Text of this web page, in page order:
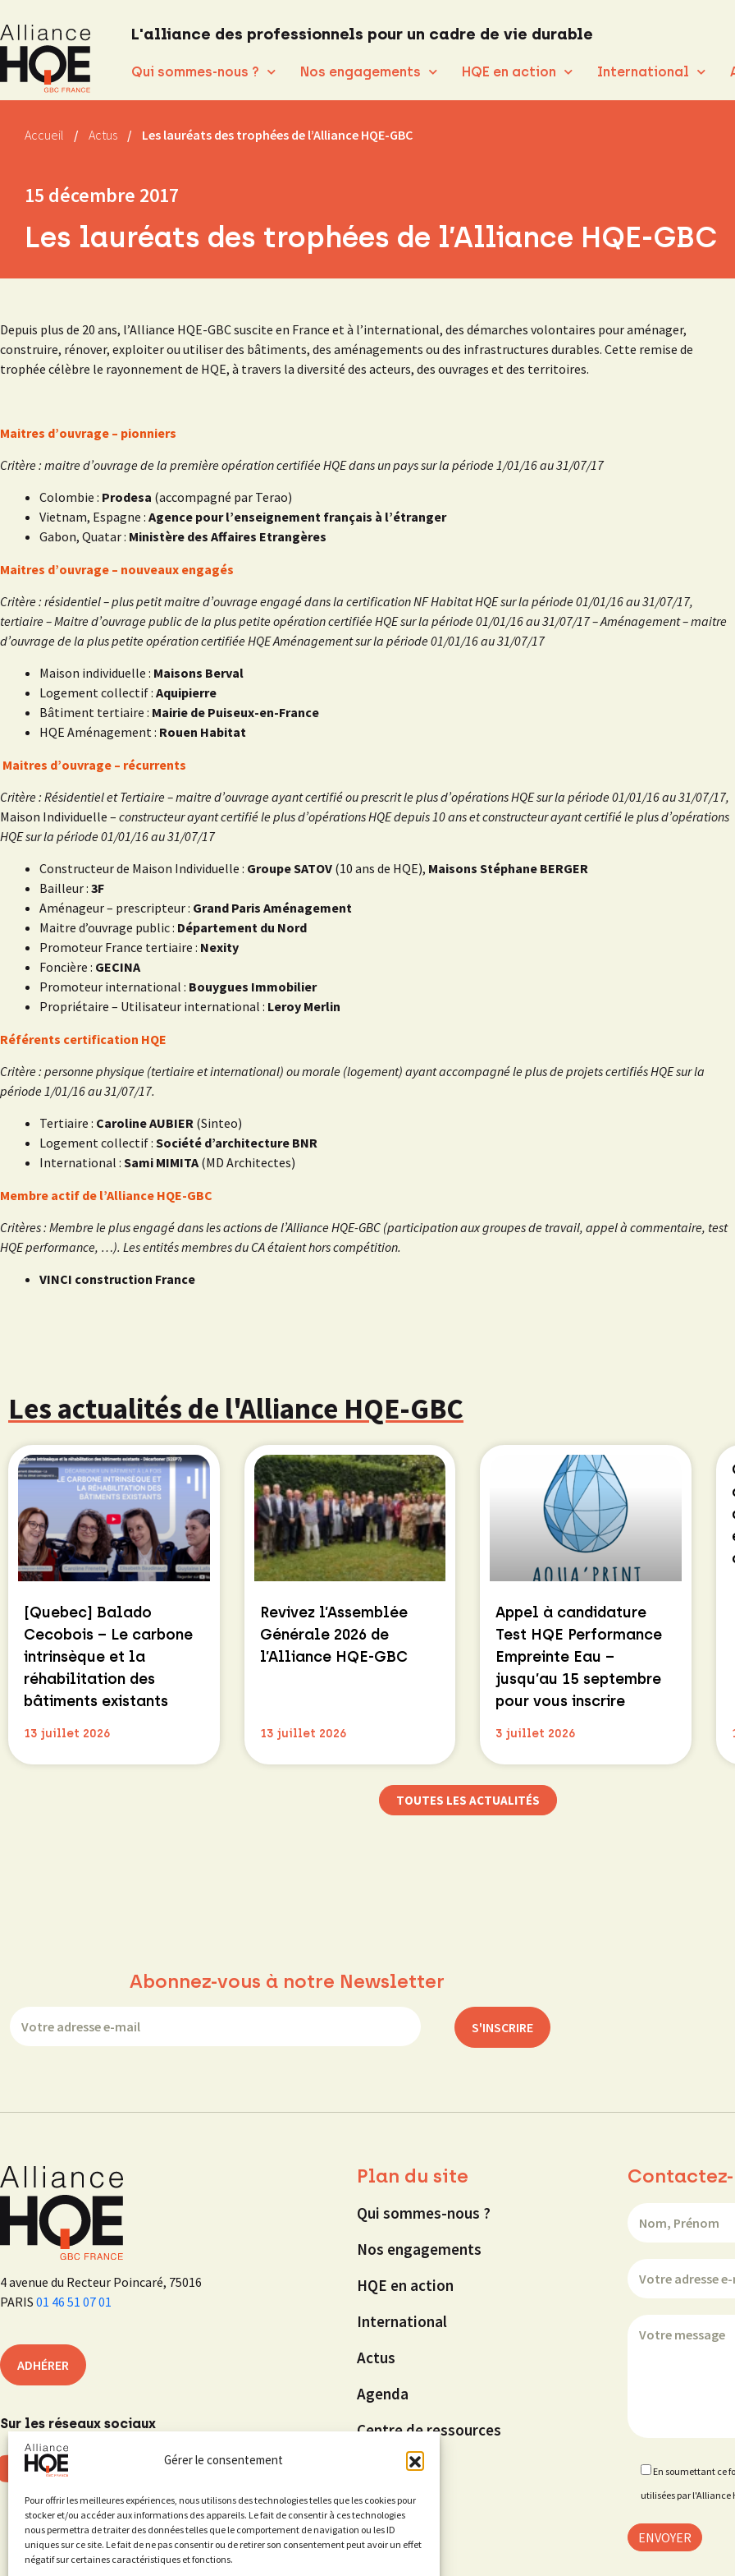
Gérer le consentement
Pour offrir les meilleures expériences, nous utilisons des technologies telles que les cookies pour
stocker et/ou accéder aux informations des appareils. Le fait de consentir à ces technologies
nous permettra de traiter des données telles que le comportement de navigation ou les ID
uniques sur ce site. Le fait de ne pas consentir ou de retirer son consentement peut avoir un effet
négatif sur certaines caractéristiques et fonctions.
L'alliance des professionnels pour un cadre de vie durable
Qui sommes-nous ? Nos engagements HQE en action International
Accueil / Actus / Les lauréats des trophées de l’Alliance HQE-GBC
15 décembre 2017
Les lauréats des trophées de l’Alliance HQE-GBC
Depuis plus de 20 ans, l’Alliance HQE-GBC suscite en France et à l’international, des démarches volontaires pour aménager,
construire, rénover, exploiter ou utiliser des bâtiments, des aménagements ou des infrastructures durables. Cette remise de
trophée célèbre le rayonnement de HQE, à travers la diversité des acteurs, des ouvrages et des territoires.
Maitres d’ouvrage – pionniers
Critère : maitre d’ouvrage de la première opération certifiée HQE dans un pays sur la période 1/01/16 au 31/07/17
Colombie : Prodesa (accompagné par Terao)
Vietnam, Espagne : Agence pour l’enseignement français à l’étranger
Gabon, Quatar : Ministère des Affaires Etrangères
Maitres d’ouvrage – nouveaux engagés
Critère : résidentiel – plus petit maitre d’ouvrage engagé dans la certification NF Habitat HQE sur la période 01/01/16 au 31/07/17,
tertiaire – Maitre d’ouvrage public de la plus petite opération certifiée HQE sur la période 01/01/16 au 31/07/17 – Aménagement – maitre
d’ouvrage de la plus petite opération certifiée HQE Aménagement sur la période 01/01/16 au 31/07/17
Maison individuelle : Maisons Berval
Logement collectif : Aquipierre
Bâtiment tertiaire : Mairie de Puiseux-en-France
HQE Aménagement : Rouen Habitat
Maitres d’ouvrage – récurrents
Critère : Résidentiel et Tertiaire – maitre d’ouvrage ayant certifié ou prescrit le plus d’opérations HQE sur la période 01/01/16 au 31/07/17,
Maison Individuelle – constructeur ayant certifié le plus d’opérations HQE depuis 10 ans et constructeur ayant certifié le plus d’opérations
HQE sur la période 01/01/16 au 31/07/17
Constructeur de Maison Individuelle : Groupe SATOV (10 ans de HQE), Maisons Stéphane BERGER
Bailleur : 3F
Aménageur – prescripteur : Grand Paris Aménagement
Maitre d’ouvrage public : Département du Nord
Promoteur France tertiaire : Nexity
Foncière : GECINA
Promoteur international : Bouygues Immobilier
Propriétaire – Utilisateur international : Leroy Merlin
Référents certification HQE
Critère : personne physique (tertiaire et international) ou morale (logement) ayant accompagné le plus de projets certifiés HQE sur la
période 1/01/16 au 31/07/17.
Tertiaire : Caroline AUBIER (Sinteo)
Logement collectif : Société d’architecture BNR
International : Sami MIMITA(MD Architectes)
Membre actif de l’Alliance HQE-GBC
Critères : Membre le plus engagé dans les actions de l’Alliance HQE-GBC (participation aux groupes de travail, appel à commentaire, test
HQE performance, …). Les entités membres du CA étaient hors compétition.
VINCI construction France
Les actualités de l'Alliance HQE-GBC
[Quebec] Balado
Cecobois – Le carbone
intrinsèque et la
réhabilitation des
bâtiments existants
13 juillet 2026
Revivez l’Assemblée
Générale 2026 de
l’Alliance HQE-GBC
13 juillet 2026
Appel à candidature
Test HQE Performance
Empreinte Eau –
jusqu’au 15 septembre
pour vous inscrire
3 juillet 2026
TOUTES LES ACTUALITÉS
Abonnez-vous à notre Newsletter
4 avenue du Recteur Poincaré, 75016
PARIS 01 46 51 07 01
ADHÉRER
Sur les réseaux sociaux
Plan du site
Qui sommes-nous ?
Nos engagements
HQE en action
International
Actus
Agenda
Centre de ressources
Contactez-
En soumettant ce
utilisées par l'Alliance